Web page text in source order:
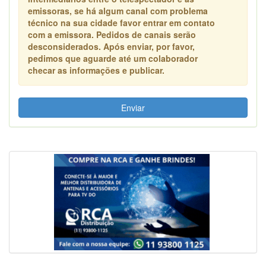
emissoras, se há algum canal com problema
técnico na sua cidade favor entrar em contato
com a emissora. Pedidos de canais serão
desconsiderados. Após enviar, por favor,
pedimos que aguarde até um colaborador
checar as informações e publicar.
Enviar